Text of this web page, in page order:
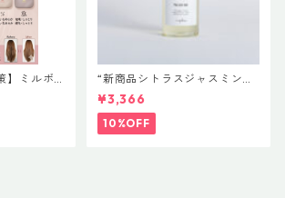
】ミルボ
（スワ
選べるセ
シャンプ
トメント
“新商品シトラスジャスミン入
荷” N. ポリッシュオイル NE
T.150ml 定価3400円（税込37
40円）
¥3,366
10%OFF